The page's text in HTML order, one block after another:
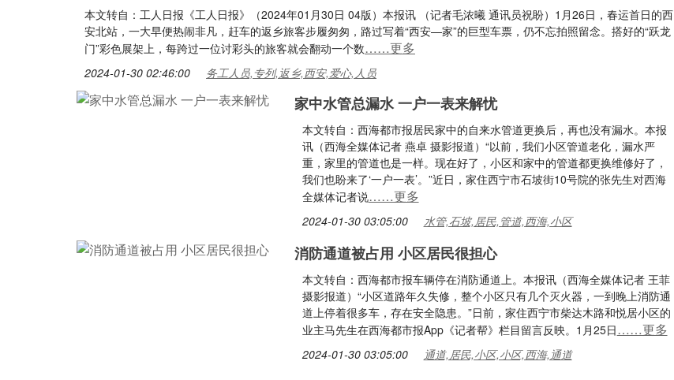
本文转自：工人日报《工人日报》（2024年01月30日 04版）本报讯 （记者毛浓曦 通讯员祝盼）1月26日，春运首日的西
安北站，一大早便热闹非凡，赶车的返乡旅客步履匆匆，路过写着“西安—家”的巨型车票，仍不忘拍照留念。搭好的“跃龙
门”彩色展架上，每跨过一位讨彩头的旅客就会翻动一个数……更多
2024-01-30 02:46:00 务工人员,专列,返乡,西安,爱心,人员
家中水管总漏水 一户一表来解忧
本文转自：西海都市报居民家中的自来水管道更换后，再也没有漏水。本报
讯（西海全媒体记者 燕卓 摄影报道）“以前，我们小区管道老化，漏水严
重，家里的管道也是一样。现在好了，小区和家中的管道都更换维修好了，
我们也盼来了‘一户一表’。”近日，家住西宁市石坡街10号院的张先生对西海
全媒体记者说……更多
2024-01-30 03:05:00 水管,石坡,居民,管道,西海,小区
消防通道被占用 小区居民很担心
本文转自：西海都市报车辆停在消防通道上。本报讯（西海全媒体记者 王菲
摄影报道）“小区道路年久失修，整个小区只有几个灭火器，一到晚上消防通
道上停着很多车，存在安全隐患。”日前，家住西宁市柴达木路和悦居小区的
业主马先生在西海都市报App《记者帮》栏目留言反映。1月25日……更多
2024-01-30 03:05:00 通道,居民,小区,小区,西海,通道